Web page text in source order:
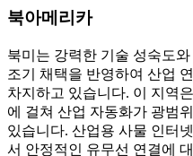
북아메리카
북미는 강력한 기술 성숙도
조기 채택을 반영하여 산업
차지하고 있습니다. 이 지역
에 걸쳐 산업 자동화가 광범
있습니다. 산업용 사물 인터
서 안정적인 유무선 연결에